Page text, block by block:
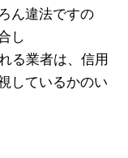
ん違法ですの
し
る業者は、信用
しているかのい